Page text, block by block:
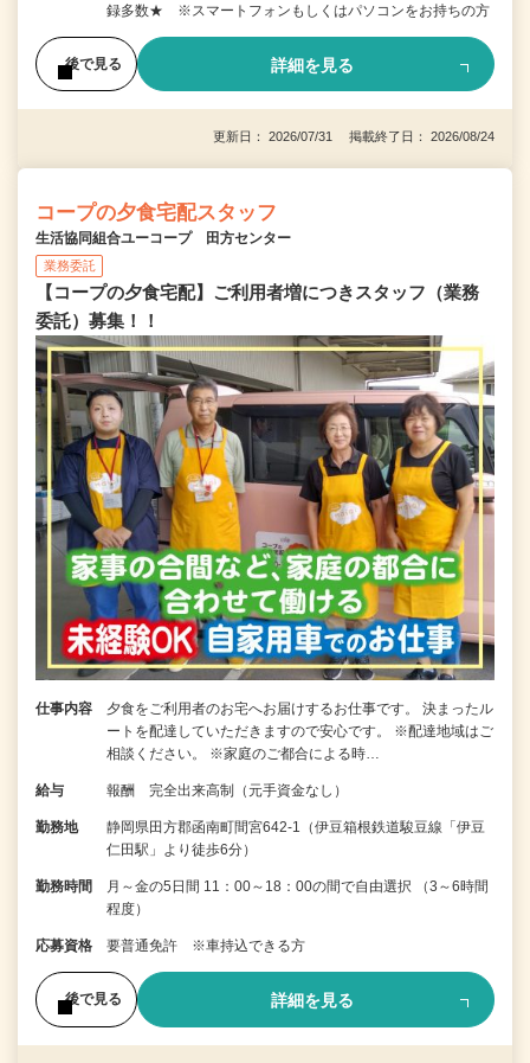
録多数★ ※スマートフォンもしくはパソコンをお持ちの方
後で見る 詳細を見る
更新日： 2026/07/31 掲載終了日： 2026/08/24
コープの夕食宅配スタッフ
生活協同組合ユーコープ 田方センター
業務委託
【コープの夕食宅配】ご利用者増につきスタッフ（業務
委託）募集！！
仕事内容
夕食をご利用者のお宅へお届けするお仕事です。 決まったル
ートを配達していただきますので安心です。 ※配達地域はご
相談ください。 ※家庭のご都合による時…
給与 報酬 完全出来高制（元手資金なし）
勤務地
静岡県田方郡函南町間宮642-1（伊豆箱根鉄道駿豆線「伊豆
仁田駅」より徒歩6分）
勤務時間
月～金の5日間 11：00～18：00の間で自由選択 （3～6時間
程度）
応募資格 要普通免許 ※車持込できる方
後で見る 詳細を見る